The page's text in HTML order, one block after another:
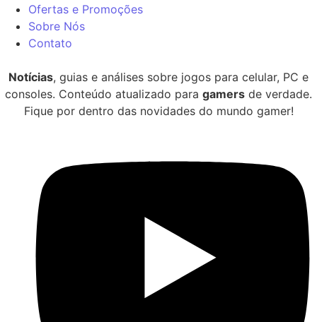
Ofertas e Promoções
Sobre Nós
Contato
Notícias, guias e análises sobre jogos para celular, PC e
consoles. Conteúdo atualizado para gamers de verdade.
Fique por dentro das novidades do mundo gamer!